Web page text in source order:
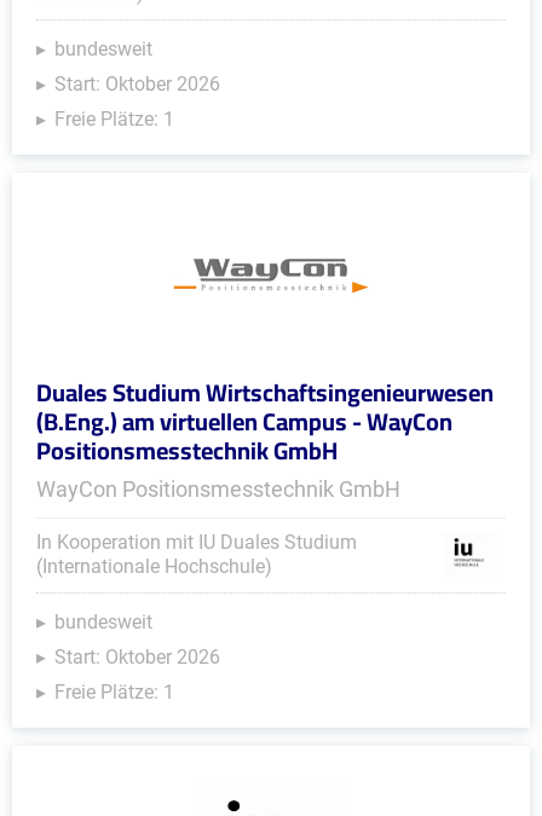
bundesweit
Start: Oktober 2026
Freie Plätze: 1
Duales Studium Wirtschaftsingenieurwesen
(B.Eng.) am virtuellen Campus - WayCon
Positionsmesstechnik GmbH
WayCon Positionsmesstechnik GmbH
In Kooperation mit IU Duales Studium
(Internationale Hochschule)
bundesweit
Start: Oktober 2026
Freie Plätze: 1